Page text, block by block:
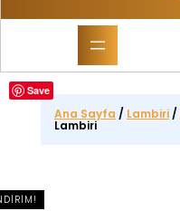
Save
Ana Sayfa / Lambiri/
Lambiri